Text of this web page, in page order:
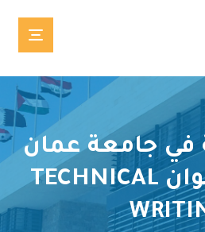
في جامعة عمان
العربية بعنوان TECHNICAL